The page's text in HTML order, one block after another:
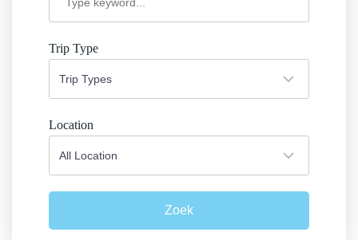
Trip Type
Location
Zoek